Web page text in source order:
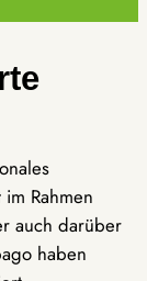
Rahmen
auch darüber
haben